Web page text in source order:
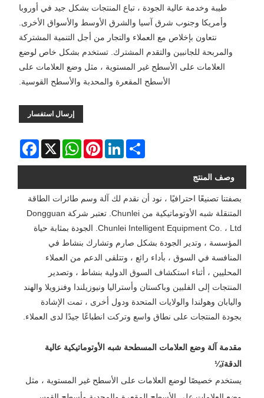
طيبة وخدمة عالية الجودة ، تباع المنتجات بشكل جيد في أوروبا
وأمريكا وجنوب شرق آسيا والشرق الأوسط والأسواق الأخرى.
نتعاون بإخلاص مع العملاء والتجار من أجل التنمية المشتركة
والمربحة للجانبين والتقدم المشترك. تستخدم بشكل خاص لوضع
العلامات على الأسطح غير المستوية ، مثل وضع العلامات على
الأسطح المقعرة والمحدبة والأسطح القوسية.
إرسال استفسار
Facebook X
WhatsAppPinterestLinkedInShare
وصف المنتج
بصفتنا تصنيعًا احترافيًا ، نود أن نقدم لك آلة وسم طائرات الطاقة
المتنقلة شبه الأوتوماتيكية من Chunlei. تعتبر شركة Dongguan
Chunlei Intelligent Equipment Co. ، Ltd. الجودة بمثابة حياة
المؤسسة ، وتدير الجودة بشكل صارم وتشارك بنشاط في
المنافسة في السوق ، بأداء رائع ، وتتلقى الدعم من العملاء
المحليين ، أثناء استكشاف السوق الدولية بنشاط ، وتصدير
المنتجات إلى الفلبين وباكستان وأستراليا ونيوزيلندا وفنزويلا والهند
واليابان وهولندا والولايات المتحدة ودول أخرى ، تمت الإشادة
بجودة المنتجات على نطاق واسع وتركت انطباعًا جيدًا لدى العملاء.
مقدمة آلة وضع العلامات المسطحة شبه الأوتوماتيكية عالية
الدقةï¼
يستخدم خصيصًا لوضع العلامات على الأسطح غير المستوية ، مثل